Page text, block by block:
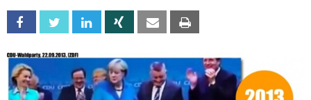
Facebook Twitter Linkedin Xing Email